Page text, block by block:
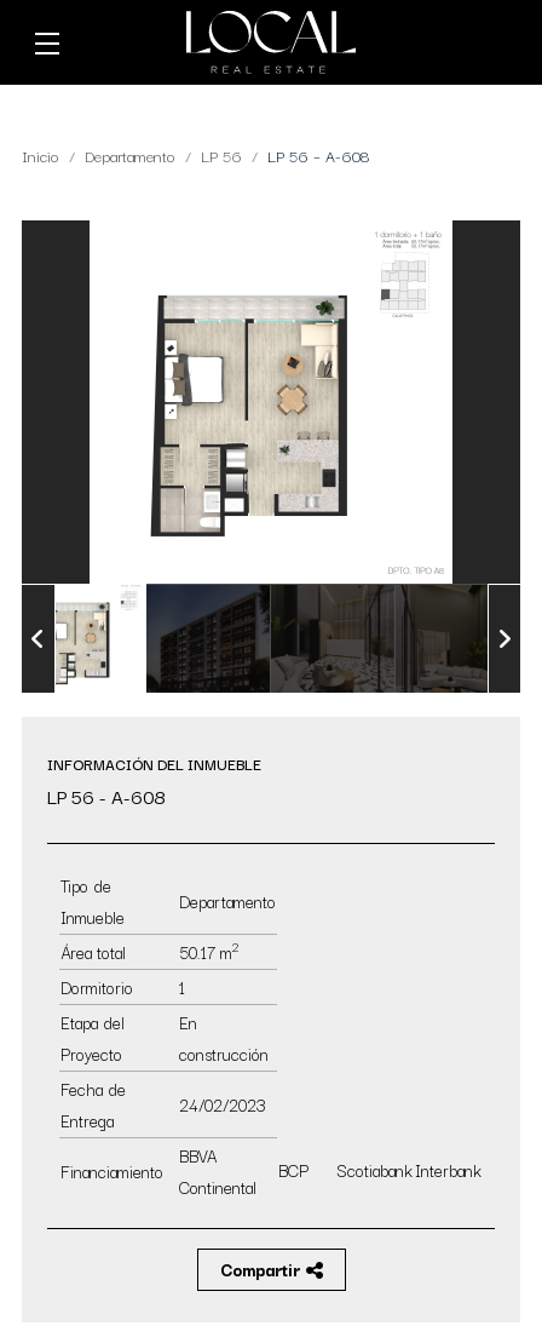
Inicio Departamento LP 56 LP 56 – A-608
INFORMACIÓN DEL INMUEBLE
LP 56 - A-608
Tipo de
Inmueble
Departamento
Área total
50.17 m2
Dormitorio
1
Etapa del
Proyecto
En
construcción
Fecha de
Entrega
24/02/2023
Financiamiento
BBVA
Continental
BCP ScotiabankInterbank
Compartir